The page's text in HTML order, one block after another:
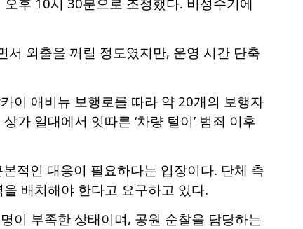
외출을 꺼릴 정도였지만, 운영 시간 단축
이 애비뉴 보행로를 따라 약 20개의 보행자
가 일대에서 잇따른 ‘차량 털이’ 범죄 이후
적인 대응이 필요하다는 입장이다. 단체 측
배치해야 한다고 요구하고 있다.
이 부족한 상태이며, 공원 순찰을 담당하는